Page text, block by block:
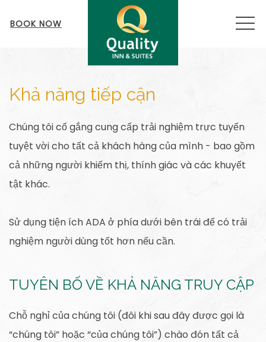
BOOK NOW
Khả năng tiếp cận
Chúng tôi cố gắng cung cấp trải nghiệm trực tuyến
tuyệt vời cho tất cả khách hàng của mình - bao gồm
cả những người khiếm thị, thính giác và các khuyết
tật khác.
Sử dụng tiện ích ADA ở phía dưới bên trái để có trải
nghiệm người dùng tốt hơn nếu cần.
TUYÊN BỐ VỀ KHẢ NĂNG TRUY CẬP
Chỗ nghỉ của chúng tôi (đôi khi sau đây được gọi là
“chúng tôi” hoặc “của chúng tôi”) chào đón tất cả